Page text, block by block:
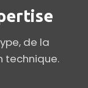
de la
technique.